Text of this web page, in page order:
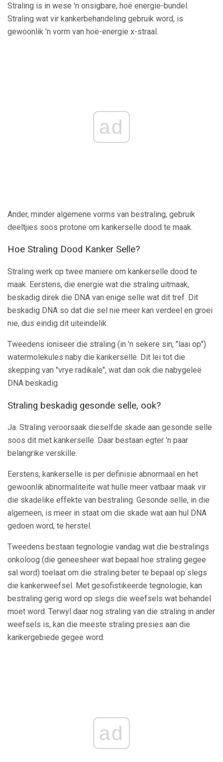
Straling is in wese 'n onsigbare, hoë energie-bundel.
Straling wat vir kankerbehandeling gebruik word, is
gewoonlik 'n vorm van hoë-energie x-straal.
ad
Ander, minder algemene vorms van bestraling, gebruik
deeltjies soos protone om kankerselle dood te maak.
Hoe Straling Dood Kanker Selle?
Straling werk op twee maniere om kankerselle dood te
maak. Eerstens, die energie wat die straling uitmaak,
beskadig direk die DNA van enige selle wat dit tref. Dit
beskadig DNA so dat die sel nie meer kan verdeel en groei
nie, dus eindig dit uiteindelik.
Tweedens ioniseer die straling (in 'n sekere sin, "laai op")
watermolekules naby die kankerselle. Dit lei tot die
skepping van "vrye radikale", wat dan ook die nabygeleë
DNA beskadig.
Straling beskadig gesonde selle, ook?
Ja. Straling veroorsaak dieselfde skade aan gesonde selle
soos dit met kankerselle. Daar bestaan ​​egter 'n paar
belangrike verskille.
Eerstens, kankerselle is per definisie abnormaal en het
gewoonlik abnormaliteite wat hulle meer vatbaar maak vir
die skadelike effekte van bestraling. Gesonde selle, in die
algemeen, is meer in staat om die skade wat aan hul DNA
gedoen word, te herstel.
Tweedens bestaan ​​tegnologie vandag wat die bestralings
onkoloog (die geneesheer wat bepaal hoe straling gegee
sal word) toelaat om die straling beter te bepaal op slegs
die kankerweefsel. Met gesofistikeerde tegnologie, kan
bestraling gerig word op slegs die weefsels wat behandel
moet word. Terwyl daar nog straling van die straling in ander
weefsels is, kan die meeste straling presies aan die
kankergebiede gegee word.
ad